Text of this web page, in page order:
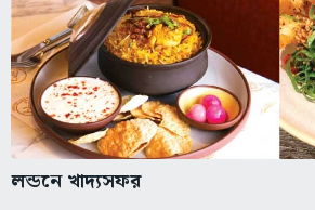
লন্ডনে খাদ্যসফর